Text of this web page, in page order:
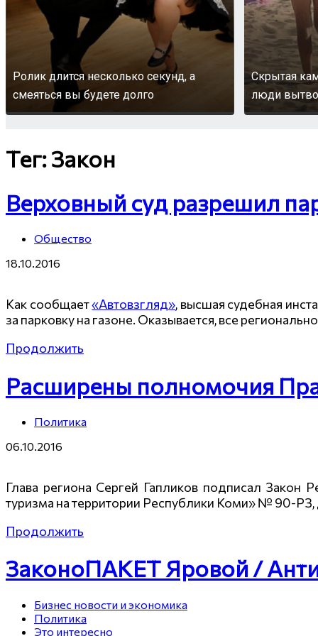
Ролик длится несколько секунд, а
смеяться вы будете долго
Скрытая
люди
Тег: Закон
Верховный суд разрешил
Общество
18.10.2016
Как сообщает«Автовзгляд», высшая судебная
за парковку на газоне. Оказывается, все
Продолжить
Расширены полномочия
Политика
06.10.2016
Глава региона Сергей Гапликов подписал
туризма на территории Республики Коми» № 90-
Продолжить
ЗаконоПАКЕТ Яровой /
Бизнес новости и экономика
Политика
Это интересно